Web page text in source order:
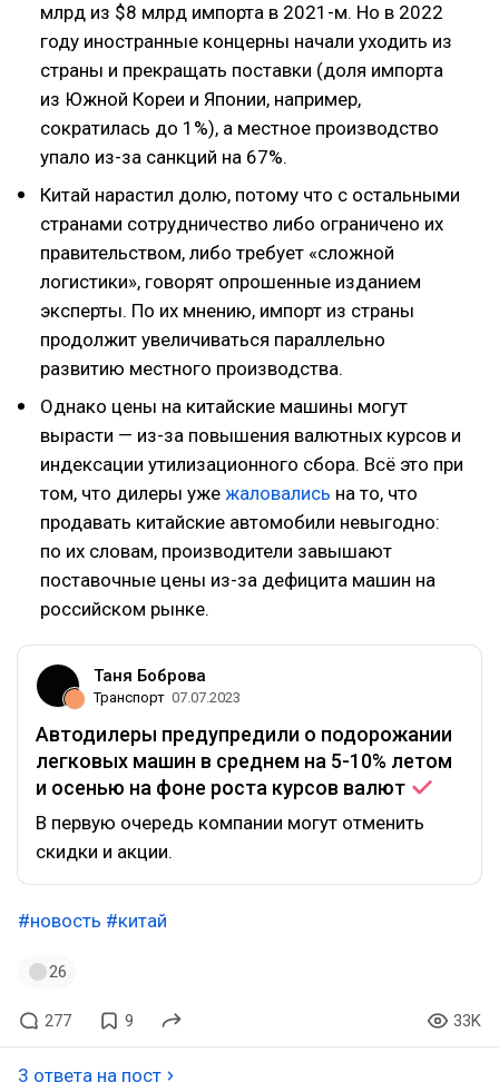
млрд из $8 млрд импорта в 2021-м. Но в 2022
году иностранные концерны начали уходить из
страны и прекращать поставки (доля импорта
из Южной Кореи и Японии, например,
сократилась до 1%), а местное производство
упало из-за санкций на 67%.
Китай нарастил долю, потому что с остальными
странами сотрудничество либо ограничено их
правительством, либо требует «сложной
логистики», говорят опрошенные изданием
эксперты. По их мнению, импорт из страны
продолжит увеличиваться параллельно
развитию местного производства.
Однако цены на китайские машины могут
вырасти — из-за повышения валютных курсов и
индексации утилизационного сбора. Всё это при
том, что дилеры уже жаловались на то, что
продавать китайские автомобили невыгодно:
по их словам, производители завышают
поставочные цены из-за дефицита машин на
российском рынке.
Таня Боброва
Транспорт 07.07.2023
Автодилеры предупредили о подорожании
легковых машин в среднем на 5-10% летом
и осенью на фоне роста курсов валют
В первую очередь компании могут отменить
скидки и акции.
#новость #китай
26
277 9 33K
3 ответа на пост